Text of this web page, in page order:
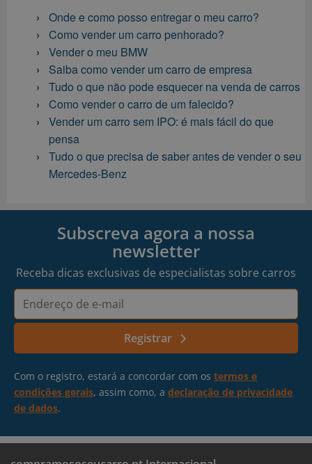
Onde e como posso entregar o meu carro?
Como vender um carro penhorado?
Vender o meu BMW
Saiba como vender um carro de empresa
Tudo o que não pode esquecer na venda de carros
Como vender o carro de um falecido?
Vender um carro sem IPO: é mais fácil do que
pensa
Tudo o que precisa de saber antes de vender o seu
Mercedes-Benz
Subscreva agora a nossa
newsletter
Receba dicas exclusivas de especialistas sobre carros
e-
mail
Registrar
Com o registro, estará a concordar com os termos e
condições gerais, assim como, a declaração de privacidade
de dados.